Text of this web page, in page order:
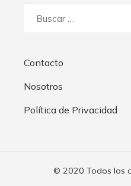
Contacto
Nosotros
Política de Privacidad
© 2020 Todos los